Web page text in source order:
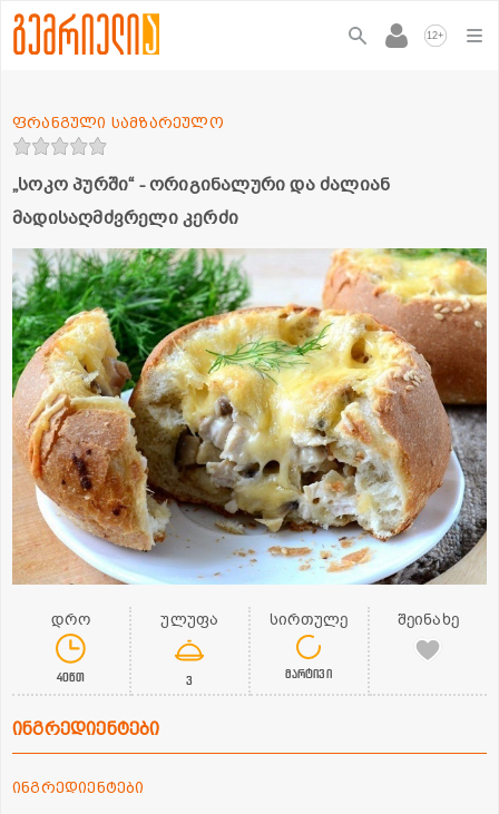
12+
„სოკო პურში“ - ორიგინალური და ძალიან
მადისაღმძვრელი კერძი
ფრანგული სამზარეულო
დრო
40წთ
ულუფა
3
სირთულე
მარტივი
შეინახე
ინგრედიენტები
ინგრედიენტები